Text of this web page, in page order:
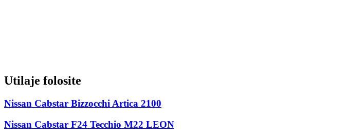
Utilaje folosite
Nissan Cabstar Bizzocchi Artica 2100
Nissan Cabstar F24 Tecchio M22 LEON